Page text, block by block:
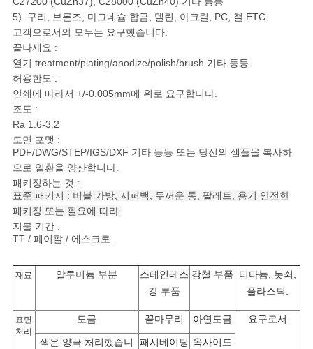
오
사
이
트
지
도
개
인
보
5). 구리, 브론즈, 마그네슘 합금, 델린, 아크릴, PC, 철 ETC
고객으로서의 모두는 요구했습니다.
끝나세요 :
열기 treatment/plating/anodize/polish/brush 기타 등등.
허용한도 :
인쇄에 따라서 +/-0.005mm에 위로 요구합니다.
조도 :
Ra 1.6-3.2
도면 포맷 :
PDF/DWG/STEP/IGS/DXF 기타 등등 또는 당신의 샘플을 복사하
으로 일환을 양산합니다.
패키징하는 것 :
표준 패키지 : 버블 가방, 지퍼백, 두꺼운 통, 팔레트, 용기 안전한
패키징 또는 필요에 따라.
지불 기간 :
TT / 페이팔 / 에스크로.
재료 알루미늄 부분
스테인레스
강 부품
강철 부품
티타늄, 놋쇠,
플라스틱.
표면
처리
도금 끝마무리 아연도금 요구로서
색은 양극 처리했습니
패시베이팅 옥사이드